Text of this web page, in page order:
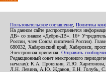
Пользовательское соглашение Политика
На данном сайте распространяется
ДВ» со знаком «Дебри-ДВ». 16+
России, член Союза писателей России).
680032, Хабаровский край, Хабаровск,
Электронная приемная: Отправить
Редакционный совет электронного
началах): К.А. Пронякин, И.Ю.
Л.Н. Левина, А.Ю. Жданов, Е.Н. Голубь,